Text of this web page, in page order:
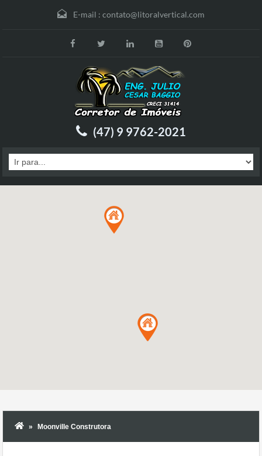
E-mail : contato@litoralvertical.com
(47) 9 9762-2021
Moonville Construtora